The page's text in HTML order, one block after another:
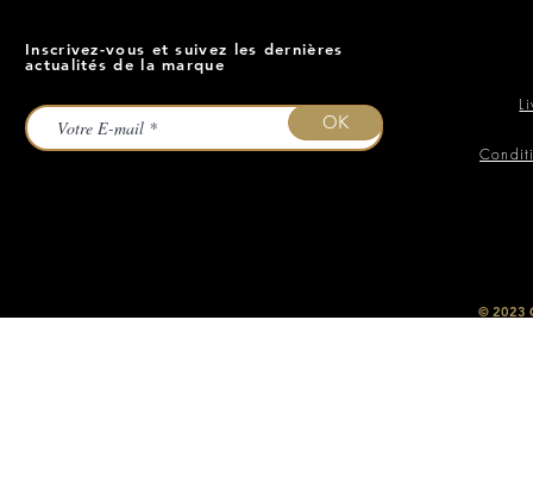
Inscrivez-vous et suivez les dernières
actualités de la marque
OK
​© 2023